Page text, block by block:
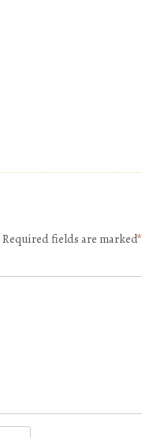
Required fields are marked*